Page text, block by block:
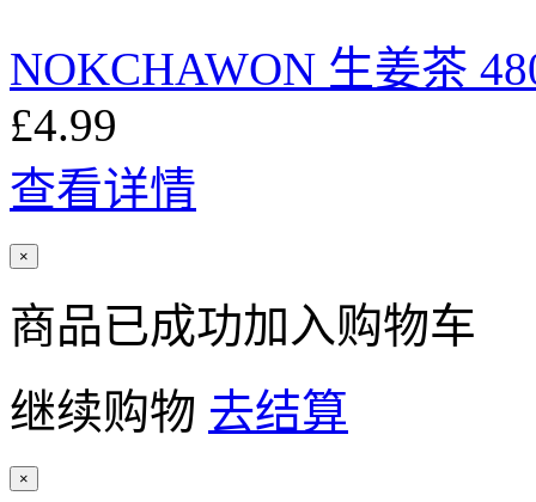
NOKCHAWON 生姜茶
£4.99
查看详情
×
商品已成功加入购物车
继续购物 去结算
×